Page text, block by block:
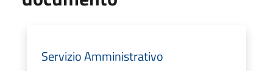
Servizio Amministrativo